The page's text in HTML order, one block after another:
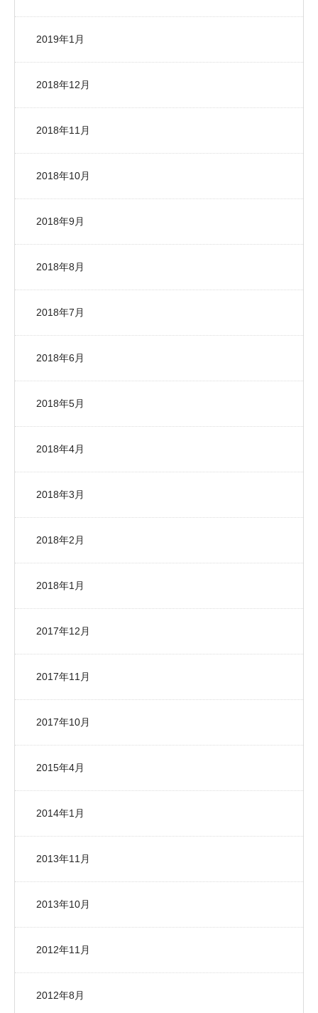
2019年1月
2018年12月
2018年11月
2018年10月
2018年9月
2018年8月
2018年7月
2018年6月
2018年5月
2018年4月
2018年3月
2018年2月
2018年1月
2017年12月
2017年11月
2017年10月
2015年4月
2014年1月
2013年11月
2013年10月
2012年11月
2012年8月